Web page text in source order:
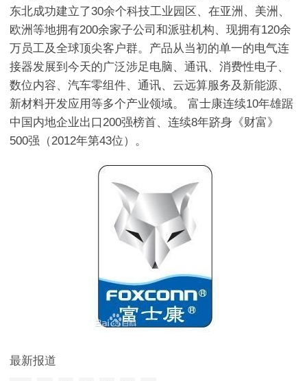
东北成功建立了30余个科技工业园区、在亚洲、美洲、
欧洲等地拥有200余家子公司和派驻机构、现拥有120余
万员工及全球顶尖客户群。产品从当初的单一的电气连
接器发展到今天的广泛涉足电脑、通讯、消费性电子、
数位内容、汽车零组件、通讯、云远算服务及新能源、
新材料开发应用等多个产业领域。 富士康连续10年雄踞
中国内地企业出口200强榜首、连续8年跻身《财富》
500强（2012年第43位）。
最新报道